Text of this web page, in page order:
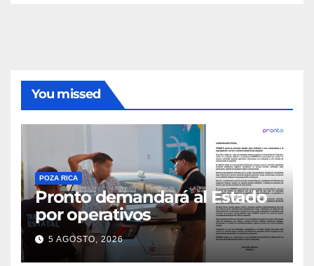
You missed
POZA RICA
Pronto demandará al Estado
por operativos
5 AGOSTO, 2026